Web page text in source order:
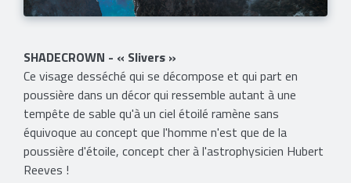
SHADECROWN - « Slivers »
Ce visage desséché qui se décompose et qui part en
poussière dans un décor qui ressemble autant à une
tempête de sable qu'à un ciel étoilé ramène sans
équivoque au concept que l'homme n'est que de la
poussière d'étoile, concept cher à l'astrophysicien Hubert
Reeves !